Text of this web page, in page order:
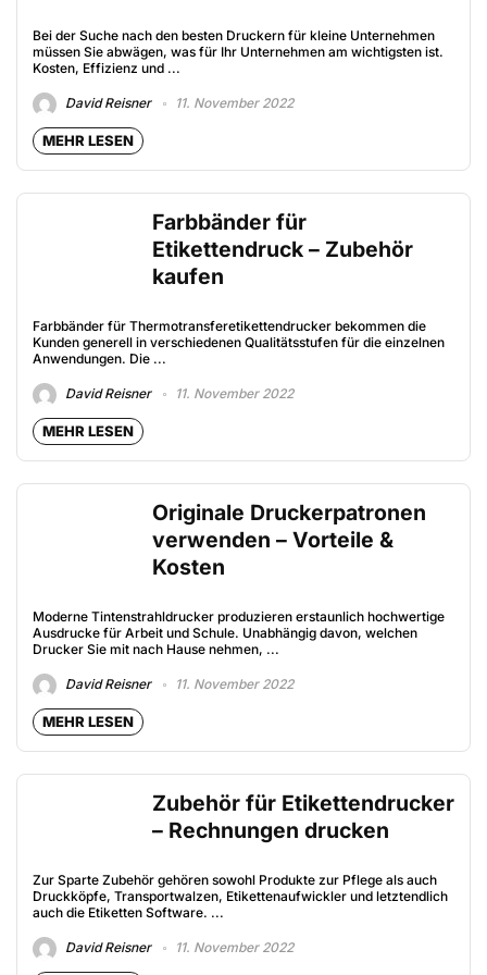
Bei der Suche nach den besten Druckern für kleine Unternehmen
müssen Sie abwägen, was für Ihr Unternehmen am wichtigsten ist.
Kosten, Effizienz und ...
David Reisner 11. November 2022
MEHR LESEN
Farbbänder für
Etikettendruck – Zubehör
kaufen
Farbbänder für Thermotransferetikettendrucker bekommen die
Kunden generell in verschiedenen Qualitätsstufen für die einzelnen
Anwendungen. Die ...
David Reisner 11. November 2022
MEHR LESEN
Originale Druckerpatronen
verwenden – Vorteile &
Kosten
Moderne Tintenstrahldrucker produzieren erstaunlich hochwertige
Ausdrucke für Arbeit und Schule. Unabhängig davon, welchen
Drucker Sie mit nach Hause nehmen, ...
David Reisner 11. November 2022
MEHR LESEN
Zubehör für Etikettendrucker
– Rechnungen drucken
Zur Sparte Zubehör gehören sowohl Produkte zur Pflege als auch
Druckköpfe, Transportwalzen, Etikettenaufwickler und letztendlich
auch die Etiketten Software. ...
David Reisner 11. November 2022